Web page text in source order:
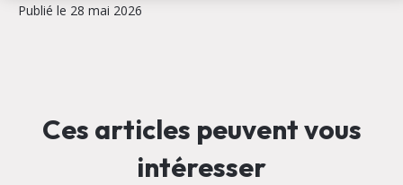
Publié le 28 mai 2026
Ces articles peuvent vous
intéresser